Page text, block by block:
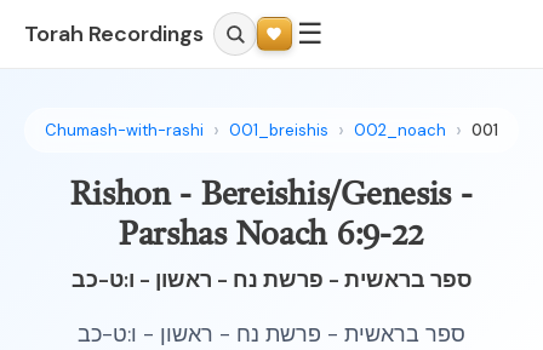
Torah Recordings ☰
Chumash-with-rashi 001_breishis 002_noach 001
Rishon - Bereishis/Genesis -
Parshas Noach 6:9-22
ספר בראשית - פרשת נח - ראשון - ו:ט-כב
ספר בראשית - פרשת נח - ראשון - ו:ט-כב